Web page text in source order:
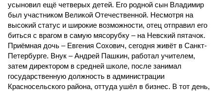
усыновил ещё четверых детей. Его родной сын Владимир
был участником Великой Отечественной. Несмотря на
высокий статус и широкие возможности, отец отправил его
биться с врагом в самую мясорубку – на Невский пятачок.
Приёмная дочь – Евгения Сохович, сегодня живёт в Санкт-
Петербурге. Внук – Андрей Пашкин, работал учителем,
затем директором в средней школе, после занимал
государственную должность в администрации
Красносельского района, оттуда ушёл в бизнес. В тот день,